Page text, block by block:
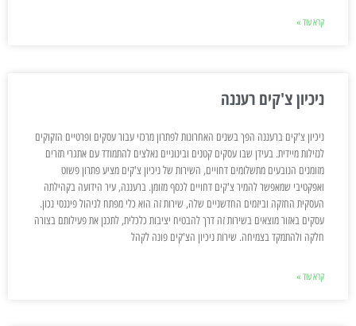
קרא עוד »
ניכיון צ'קים רעננה
ניכיון צ'קים ברעננה הפך בשנים האחרונות לפתרון מרכזי עבור עסקים ופרטיים הזקוקים
לנזילות מיידית. בעידן שבו עסקים קטנים ובינוניים נאלצים להתמודד עם אתגרי תזרים
מזומנים הנובעים מתשלומים דחויים, השירות של ניכיון צ'קים מציע פתרון פשוט
ואפקטיבי שמאפשר להמיר צ'קים דחויים לכסף מזומן. ברעננה, עיר הידועה בקהילתה
העסקית החזקה וביזמים החדשניים שלה, שירות זה הוא כלי מפתח לניהול פיננסי נכון.
עסקים באזור מוצאים בשירות זה דרך להבטיח יציבות כלכלית, לתכנן את פעילותם בצורה
חלקה ולהתמקד בצמיחה. שירות ניכיון הצ'קים פונה לקהל
קרא עוד »